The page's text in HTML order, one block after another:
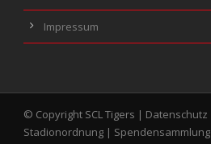
Impressum
© Copyright SCL Tigers | Datenschutz
Stadionordnung | Spendensammlung